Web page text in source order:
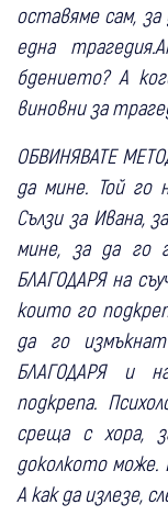
оставяме сам,
една
бдението? А
виновни за
ОБВИНЯВАТЕ
да мине. Той го
Сълзи за Ивана,
мине, за да го
БЛАГОДАРЯ на
които го
да го
БЛАГОДАРЯ и
подкрепа.
среща с хора,
доколкото може.
А как да излезе,